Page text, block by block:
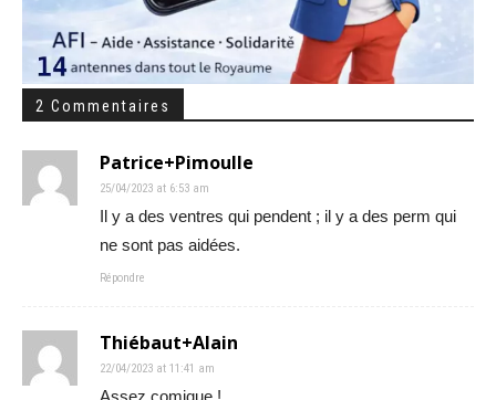
2 Commentaires
Patrice+Pimoulle
25/04/2023 at 6:53 am
Il y a des ventres qui pendent ; il y a des perm qui
ne sont pas aidées.
Répondre
Thiébaut+Alain
22/04/2023 at 11:41 am